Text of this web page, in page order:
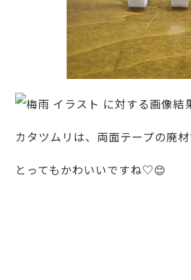
カタツムリは、両面テープの廃
とってもかわいいですね♡😊